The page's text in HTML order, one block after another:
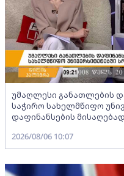
უმაღლესი განათლების
საჭირო სახელმწიფო
დაფინანსების მისაღებად
2026/08/06 10:07